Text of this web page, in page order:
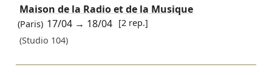
Maison de la Radio et de la Musique
(Paris) 17/04 → 18/04 [2 rep.]
(Studio 104)